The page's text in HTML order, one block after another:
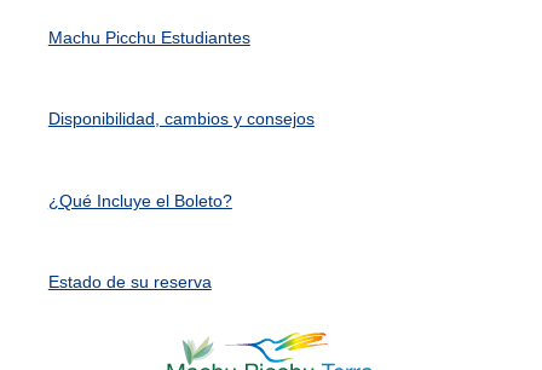
Machu Picchu Estudiantes
Disponibilidad, cambios y consejos
¿Qué Incluye el Boleto?
Estado de su reserva